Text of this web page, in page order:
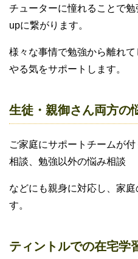
チューターに憧れることで
upに繋がります。
様々な事情で勉強から離れ
やる気をサポートします。
生徒・親御さん両方の
ご家庭にサポートチームが
相談、勉強以外の悩み相談
などにも親身に対応し、家
す。
ティントルでの在宅学